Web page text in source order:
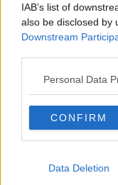
IAB’s list of
also be disclosed by
Downstream
Personal Data
CONFIRM
Data Deletion
Se vuoi leggere le
Newsletter QUInews -
alle 20:00 direttamente
Basta cliccareQUI
Ti potrebbe
Articoli dal Blog